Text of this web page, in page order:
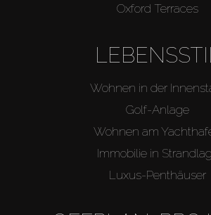
Oxford Terraces
LEBENSSTIL
Wohnen in der
Golf-Anlage
Wohnen am
Immobilie in
Luxus-Penthäuser